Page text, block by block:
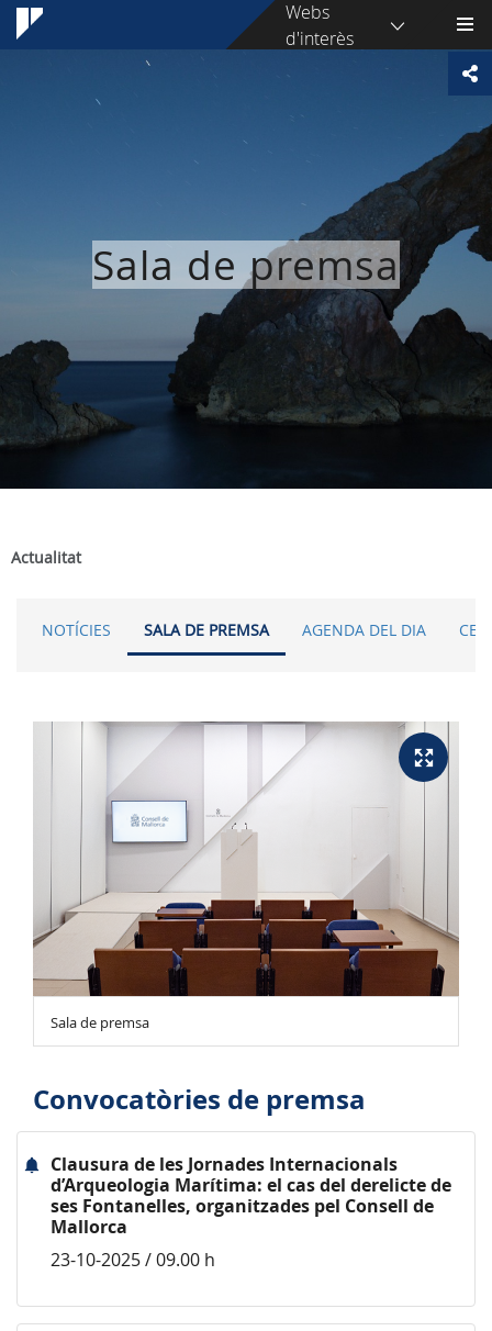
Webs
d'interès
Sala de premsa
Actualitat
NOTÍCIES SALA DE PREMSA AGENDA DEL DIA
Sala de premsa
Convocatòries de premsa
Clausura de les Jornades Internacionals
d’Arqueologia Marítima: el cas del derelicte de
ses Fontanelles, organitzades pel Consell de
Mallorca
23-10-2025 / 09.00 h